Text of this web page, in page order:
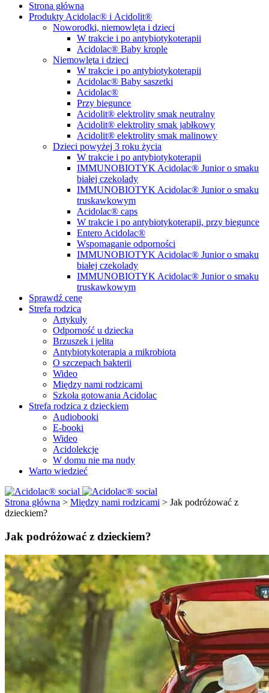
Strona główna
Produkty Acidolac® i Acidolit®
Noworodki, niemowlęta i dzieci
W trakcie i po antybiotykoterapii
Acidolac® Baby krople
Niemowlęta i dzieci
W trakcie i po antybiotykoterapii
Acidolac® Baby saszetki
Acidolac®
Przy biegunce
Acidolit® elektrolity smak neutralny
Acidolit® elektrolity smak jabłkowy
Acidolit® elektrolity smak malinowy
Dzieci powyżej 3 roku życia
W trakcie i po antybiotykoterapii
IMMUNOBIOTYK Acidolac® Junior o smaku
białej czekolady
IMMUNOBIOTYK Acidolac® Junior o smaku
truskawkowym
Acidolac® caps
W trakcie i po antybiotykoterapii, przy biegunce
Entero Acidolac®
Wspomaganie odporności
IMMUNOBIOTYK Acidolac® Junior o smaku
białej czekolady
IMMUNOBIOTYK Acidolac® Junior o smaku
truskawkowym
Sprawdź cenę
Strefa rodzica
Artykuły
Odporność u dziecka
Brzuszek i jelita
Antybiotykoterapia a mikrobiota
O szczepach bakterii
Wideo
Między nami rodzicami
Szkoła gotowania Acidolac
Strefa rodzica z dzieckiem
Audiobooki
E-booki
Wideo
Acidolekcje
W domu nie ma nudy
Warto wiedzieć
Strona główna > Między nami rodzicami > Jak podróżować z
dzieckiem?
Jak podróżować z dzieckiem?